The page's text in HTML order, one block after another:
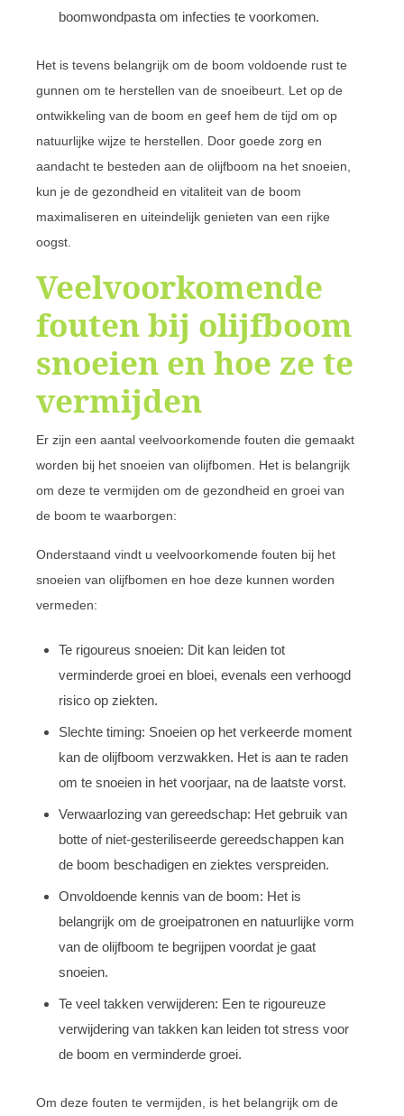
boomwondpasta om infecties te voorkomen.
Het is tevens belangrijk om de boom voldoende rust te
gunnen om te herstellen van de snoeibeurt. Let op de
ontwikkeling van de boom en geef hem de tijd om op
natuurlijke wijze te herstellen. Door goede zorg en
aandacht te besteden aan de olijfboom na het snoeien,
kun je de gezondheid en vitaliteit van de boom
maximaliseren en uiteindelijk genieten van een rijke
oogst.
Veelvoorkomende
fouten bij olijfboom
snoeien en hoe ze te
vermijden
Er zijn een aantal veelvoorkomende fouten die gemaakt
worden bij het snoeien van olijfbomen. Het is belangrijk
om deze te vermijden om de gezondheid en groei van
de boom te waarborgen:
Onderstaand vindt u veelvoorkomende fouten bij het
snoeien van olijfbomen en hoe deze kunnen worden
vermeden:
Te rigoureus snoeien: Dit kan leiden tot
verminderde groei en bloei, evenals een verhoogd
risico op ziekten.
Slechte timing: Snoeien op het verkeerde moment
kan de olijfboom verzwakken. Het is aan te raden
om te snoeien in het voorjaar, na de laatste vorst.
Verwaarlozing van gereedschap: Het gebruik van
botte of niet-gesteriliseerde gereedschappen kan
de boom beschadigen en ziektes verspreiden.
Onvoldoende kennis van de boom: Het is
belangrijk om de groeipatronen en natuurlijke vorm
van de olijfboom te begrijpen voordat je gaat
snoeien.
Te veel takken verwijderen: Een te rigoureuze
verwijdering van takken kan leiden tot stress voor
de boom en verminderde groei.
Om deze fouten te vermijden, is het belangrijk om de